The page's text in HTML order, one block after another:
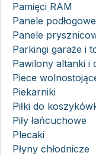
Pamięci RAM
Panele podłogowe
Panele
Parkingi garaże i
Pawilony altanki i
Piece
Piekarniki
Piłki do
Piły łańcuchowe
Plecaki
Płyny chłodnicze